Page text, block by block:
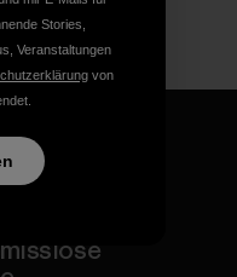
Stories,
Veranstaltungen
von